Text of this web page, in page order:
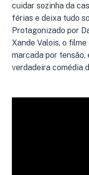
cuidar sozinha da
férias e deixa tudo
Protagonizado por
Xande Valois, o
marcada por tensão,
verdadeira comédia